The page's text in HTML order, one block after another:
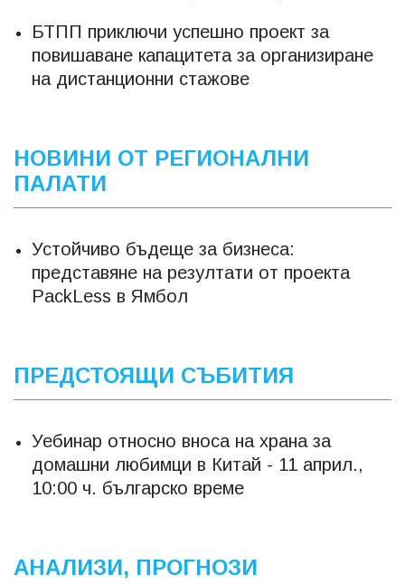
БТПП приключи успешно проект за
повишаване капацитета за организиране
на дистанционни стажове
НОВИНИ ОТ РЕГИОНАЛНИ
ПАЛАТИ
Устойчиво бъдеще за бизнеса:
представяне на резултати от проекта
PackLess в Ямбол
ПРЕДСТОЯЩИ СЪБИТИЯ
Уебинар относно вноса на храна за
домашни любимци в Китай - 11 април.,
10:00 ч. българско време
АНАЛИЗИ, ПРОГНОЗИ